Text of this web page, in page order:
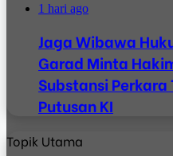
1 hari ago
Jaga Wibawa
Garad Minta
Substansi
Putusan KI
Topik Utama